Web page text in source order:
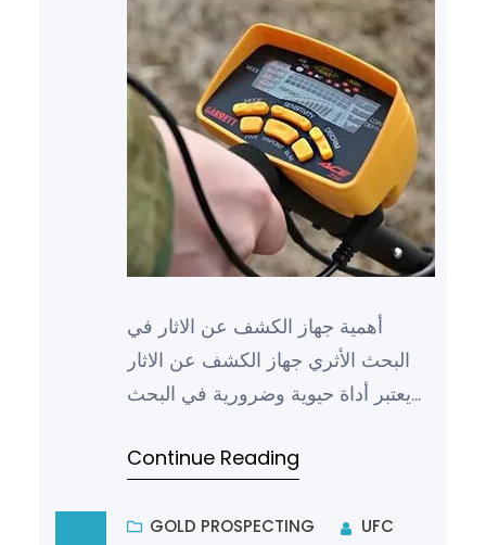
أهمية جهاز الكشف عن الاثار في
البحث الأثري جهاز الكشف عن الاثار
يعتبر أداة حيوية وضرورية في البحث
Continue Reading
GOLD PROSPECTING UFC